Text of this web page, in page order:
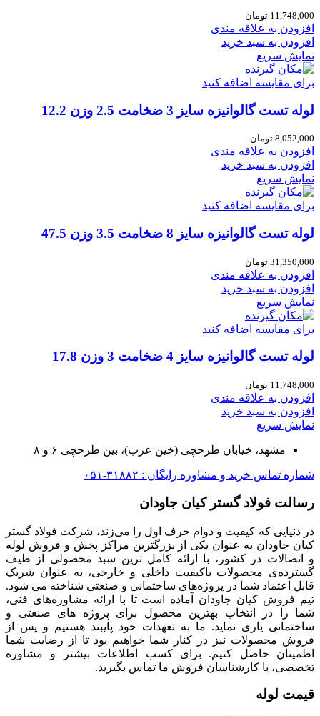
11,748,000 تومان
افزودن به علاقه مندی
افزودن به سبد خرید
نمایش سریع
برای مقایسه اضافه کنید
لوله تست گالوانیزه سایز 3 ضخامت 2.5 وزن 12.2
8,052,000 تومان
افزودن به علاقه مندی
افزودن به سبد خرید
نمایش سریع
برای مقایسه اضافه کنید
لوله تست گالوانیزه سایز 8 ضخامت 3.5 وزن 47.5
31,350,000 تومان
افزودن به علاقه مندی
افزودن به سبد خرید
نمایش سریع
برای مقایسه اضافه کنید
لوله تست گالوانیزه سایز 4 ضخامت 3 وزن 17.8
11,748,000 تومان
افزودن به علاقه مندی
افزودن به سبد خرید
نمایش سریع
مشهد، خیابان طرحچی (خین عرب)، بین طرحچی ۶ و ۸
شماره تماس خرید و مشاوره رایگان : ۳۱۸۸۲-۰۵۱
رسالت فولاد گستر کیان جاودان
در دنیایی که کیفیت و دوام حرف اول را می‌زند، شرکت فولاد گستر
کیان جاودان به عنوان یکی از بزرگترین مراکز پخش و فروش لوله
و اتصالات در کشور، با ارائه کامل ترین سبد محصولی از طیف
گسترده‌‌ی محصولات باکیفیت داخلی و خارجی، به عنوان شریک
قابل اعتماد شما در پروژه‌های ساختمانی و صنعتی شناخته می شود.
تیم فروش کیان جاودان آماده است تا با ارائه مشاوره‌های فنی،
شما را در انتخاب بهترین محصول برای پروژه های صنعتی و
ساختمانی یاری نماید. ما به تعهدات خود پایبند هستیم و پس از
فروش محصولات نیز در کنار شما خواهیم بود تا از رضایت شما
اطمینان حاصل کنیم. برای کسب اطلاعات بیشتر و مشاوره
تخصصی، با کارشناسان فروش ما تماس بگیرید.
قیمت لوله